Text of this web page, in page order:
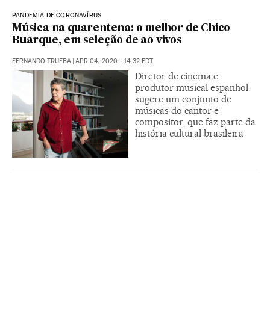
PANDEMIA DE CORONAVÍRUS
Música na quarentena: o melhor de Chico
Buarque, em seleção de ao vivos
FERNANDO TRUEBA | APR 04, 2020 - 14:32 EDT
Diretor de cinema e
produtor musical espanhol
sugere um conjunto de
músicas do cantor e
compositor, que faz parte da
história cultural brasileira